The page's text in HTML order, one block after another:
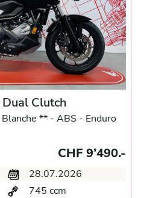
Clutch
** - ABS - Enduro
CHF 9’490.-
28.07.2026
745 ccm